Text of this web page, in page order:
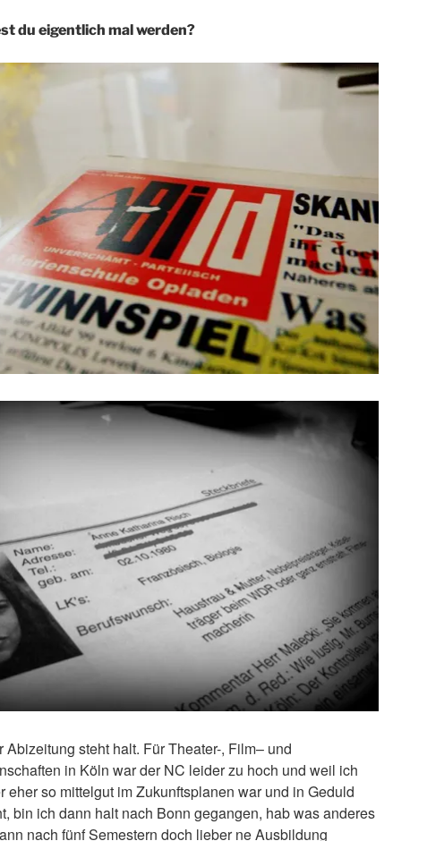
du eigentlich mal werden?
Abizeitung steht halt. Für Theater-, Film– und
in Köln war der NC leider zu hoch und weil ich
eher so mittelgut im Zukunftsplanen war und in Geduld
bin ich dann halt nach Bonn gegangen, hab was anderes
nach fünf Semestern doch lieber ne Ausbildung